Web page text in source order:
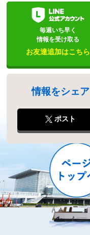
毎週いち早く
情報を受け取る
お友達追加はこちら
情報をシェア
ポスト